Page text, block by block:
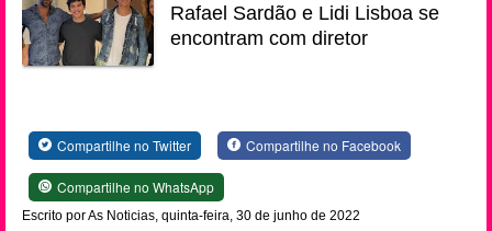
Rafael Sardão e Lidi Lisboa se
encontram com diretor
Compartilhe no Twitter Compartilhe no Facebook
Compartilhe no WhatsApp
Escrito por As Noticias, quinta-feira, 30 de junho de 2022